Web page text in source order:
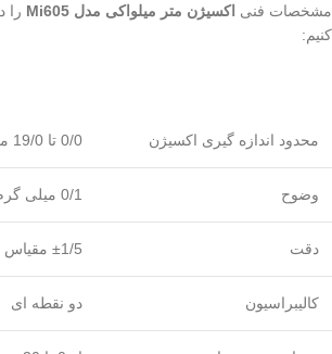
مشخصات فنی اکسیژن متر میلواکی مدل Mi605
را
کنیم:
محدود اندازه گیری اکسیژن 0/0 تا 19/0 میلی گرم در لیتر
وضوح 0/1 میلی گرم در لیتر
دقت ±1/5 مقیاس کامل
کالیبراسیون دو نقطه ای